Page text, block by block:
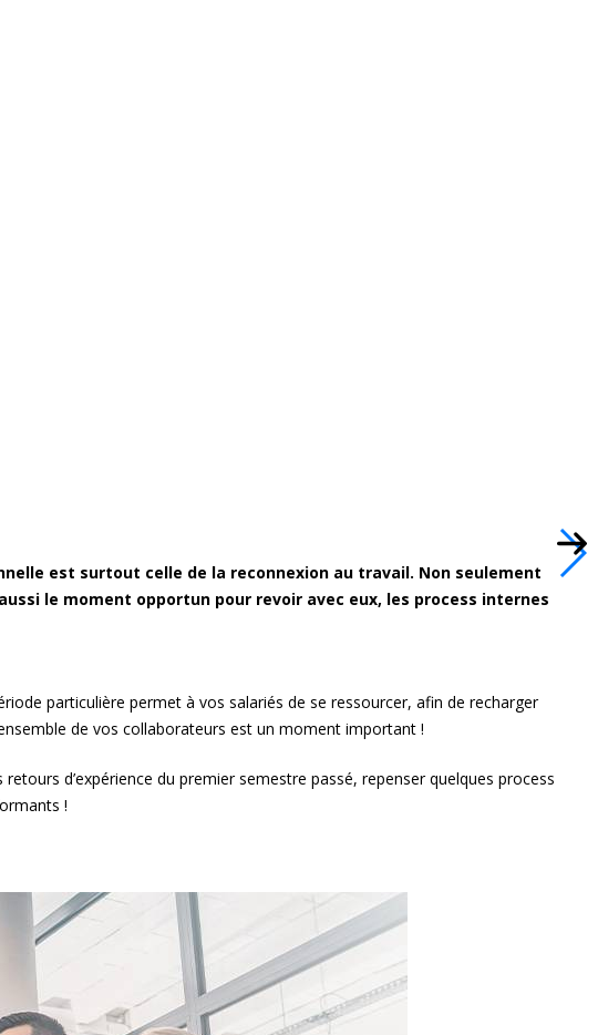
est surtout celle de la reconnexion au travail. Non seulement
le moment opportun pour revoir avec eux, les process internes
particulière permet à vos salariés de se ressourcer, afin de recharger
de vos collaborateurs est un moment important !
d’expérience du premier semestre passé, repenser quelques process
!